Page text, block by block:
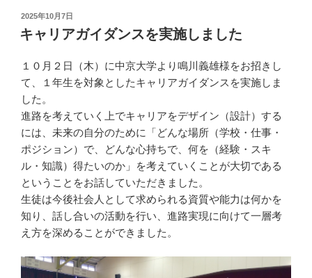
投
稿
日:
2025年10月7日
キャリアガイダンスを実施しました
１０月２日（木）に中京大学より鳴川義雄様をお招きし
て、１年生を対象としたキャリアガイダンスを実施しま
した。
進路を考えていく上でキャリアをデザイン（設計）する
には、未来の自分のために「どんな場所（学校・仕事・
ポジション）で、どんな心持ちで、何を（経験・スキ
ル・知識）得たいのか」を考えていくことが大切である
ということをお話していただきました。
生徒は今後社会人として求められる資質や能力は何かを
知り、話し合いの活動を行い、進路実現に向けて一層考
え方を深めることができました。